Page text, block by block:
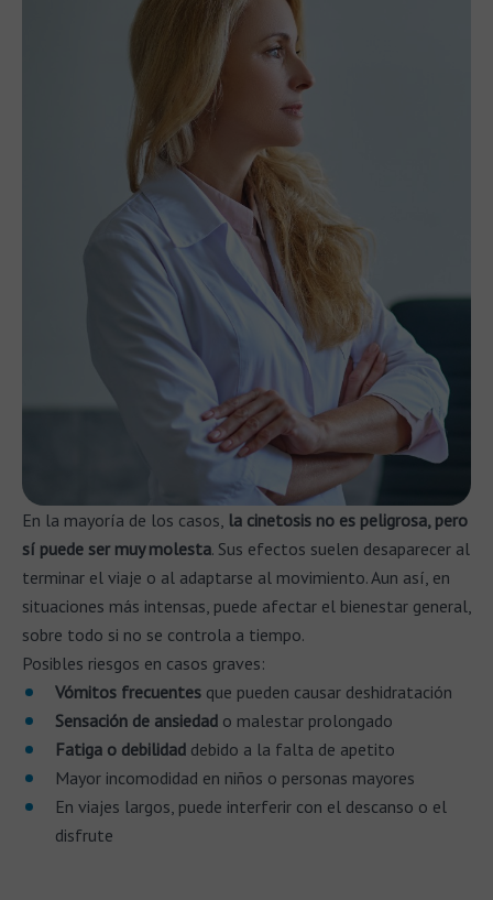
En la mayoría de los casos, la cinetosis no es peligrosa, pero
sí puede ser muy molesta. Sus efectos suelen desaparecer al
terminar el viaje o al adaptarse al movimiento. Aun así, en
situaciones más intensas, puede afectar el bienestar general,
sobre todo si no se controla a tiempo.
Posibles riesgos en casos graves:
Vómitos frecuentes que pueden causar deshidratación
Sensación de ansiedad o malestar prolongado
Fatiga o debilidad debido a la falta de apetito
Mayor incomodidad en niños o personas mayores
En viajes largos, puede interferir con el descanso o el
disfrute